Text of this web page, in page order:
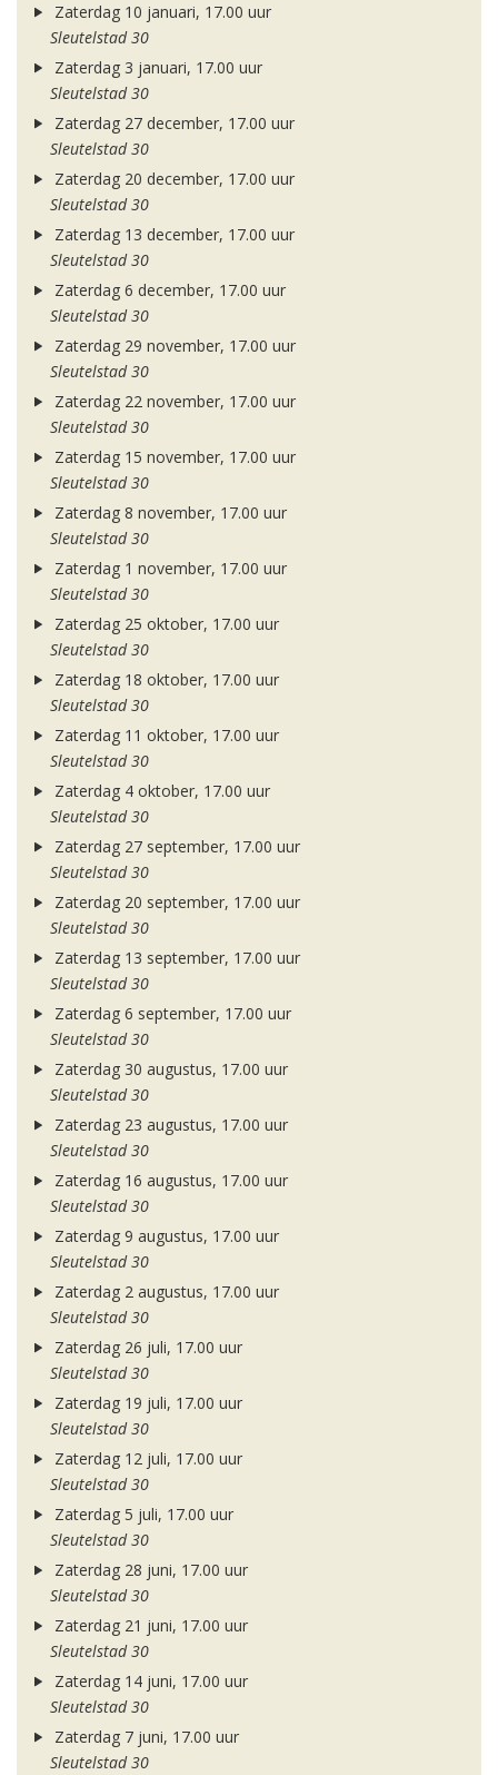
Zaterdag 10 januari, 17.00 uur
Sleutelstad 30
Zaterdag 3 januari, 17.00 uur
Sleutelstad 30
Zaterdag 27 december, 17.00 uur
Sleutelstad 30
Zaterdag 20 december, 17.00 uur
Sleutelstad 30
Zaterdag 13 december, 17.00 uur
Sleutelstad 30
Zaterdag 6 december, 17.00 uur
Sleutelstad 30
Zaterdag 29 november, 17.00 uur
Sleutelstad 30
Zaterdag 22 november, 17.00 uur
Sleutelstad 30
Zaterdag 15 november, 17.00 uur
Sleutelstad 30
Zaterdag 8 november, 17.00 uur
Sleutelstad 30
Zaterdag 1 november, 17.00 uur
Sleutelstad 30
Zaterdag 25 oktober, 17.00 uur
Sleutelstad 30
Zaterdag 18 oktober, 17.00 uur
Sleutelstad 30
Zaterdag 11 oktober, 17.00 uur
Sleutelstad 30
Zaterdag 4 oktober, 17.00 uur
Sleutelstad 30
Zaterdag 27 september, 17.00 uur
Sleutelstad 30
Zaterdag 20 september, 17.00 uur
Sleutelstad 30
Zaterdag 13 september, 17.00 uur
Sleutelstad 30
Zaterdag 6 september, 17.00 uur
Sleutelstad 30
Zaterdag 30 augustus, 17.00 uur
Sleutelstad 30
Zaterdag 23 augustus, 17.00 uur
Sleutelstad 30
Zaterdag 16 augustus, 17.00 uur
Sleutelstad 30
Zaterdag 9 augustus, 17.00 uur
Sleutelstad 30
Zaterdag 2 augustus, 17.00 uur
Sleutelstad 30
Zaterdag 26 juli, 17.00 uur
Sleutelstad 30
Zaterdag 19 juli, 17.00 uur
Sleutelstad 30
Zaterdag 12 juli, 17.00 uur
Sleutelstad 30
Zaterdag 5 juli, 17.00 uur
Sleutelstad 30
Zaterdag 28 juni, 17.00 uur
Sleutelstad 30
Zaterdag 21 juni, 17.00 uur
Sleutelstad 30
Zaterdag 14 juni, 17.00 uur
Sleutelstad 30
Zaterdag 7 juni, 17.00 uur
Sleutelstad 30